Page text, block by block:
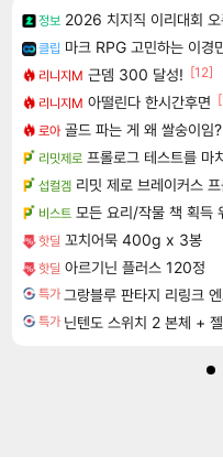
정보 2026 치지직 이리대회 오
클립 마크 RPG 고민하는 이경
리니지M 근뎀 300 달성! [12]
리니지M 아떨린다 한시간후면
로아 골드 파는 게 왜 쌀숭이임?
리밋제로 프롤로그 테스트를
섭컬겜 리밋 제로 브레이커스
비스트 모든 요리/작물 책 획득
핫딜 꼬치어묵 400g x 3봉
핫딜 아르기닌 플러스 120정
특가
특가